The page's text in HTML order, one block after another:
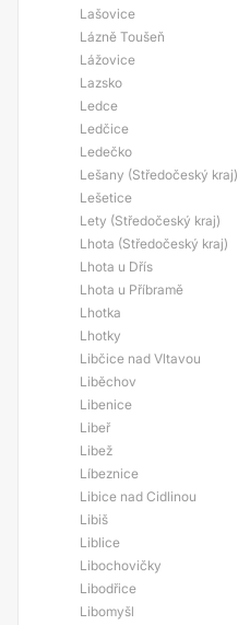
Lašovice
Lázně Toušeň
Lážovice
Lazsko
Ledce
Ledčice
Ledečko
Lešany (Středočeský kraj)
Lešetice
Lety (Středočeský kraj)
Lhota (Středočeský kraj)
Lhota u Dřís
Lhota u Příbramě
Lhotka
Lhotky
Libčice nad Vltavou
Liběchov
Libenice
Libeř
Libež
Líbeznice
Libice nad Cidlinou
Libiš
Liblice
Libochovičky
Libodřice
Libomyšl